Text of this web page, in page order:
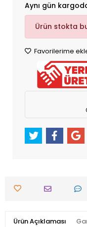
Aynı gün
Ürün stokta
Favorilerime
Ürün Açıklaması